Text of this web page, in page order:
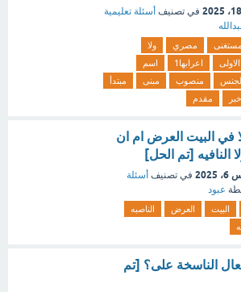
في تصنيف أسئلة تعليمية
مستغنى مصري
ولا
الاولى اعرابها1
اسم
منصوب مبنى
مبتدأ
خبر مقدم
في البيت العرض ام ان
النافيه [تم الحل]
في تصنيف أسئلة
عبود
البيت العرض
الناصبه
الناسخة على؟ [تم